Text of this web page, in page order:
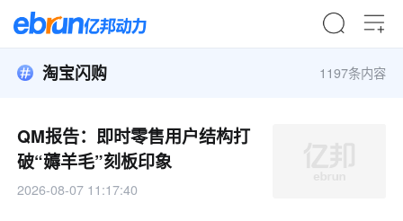
淘宝闪购 1197条内容
QM报告：即时零售用户结构打
破“薅羊毛”刻板印象
2026-08-07 11:17:40